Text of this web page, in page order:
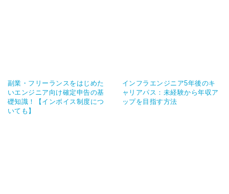
副業・フリーランスをはじめた
いエンジニア向け確定申告の基
礎知識！【インボイス制度につ
いても】
インフラエンジニア5年後のキ
ャリアパス：未経験から年収ア
ップを目指す方法